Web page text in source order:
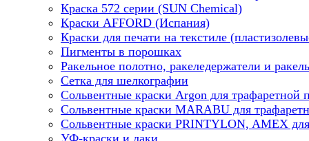
Краска 572 серии (SUN Chemical)
Краски AFFORD (Испания)
Краски для печати на текстиле
Пигменты в порошках
Ракельное полотно, ракеледержатели и
Сетка для шелкографии
Сольвентные краски Argon для трафаретной
Сольвентные краски MARABU для
Сольвентные краски PRINTYLON, AMEX
УФ-краски и лаки